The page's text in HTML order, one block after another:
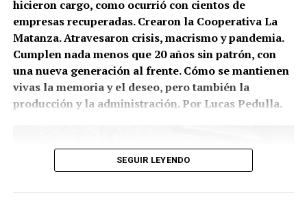
hicieron cargo, como ocurrió con cientos de
empresas recuperadas. Crearon la Cooperativa La
Matanza. Atravesaron crisis, macrismo y pandemia.
Cumplen nada menos que 20 años sin patrón, con
una nueva generación al frente. Cómo se mantienen
vivas la memoria y el deseo, pero también la
producción y la administración. Por Lucas Pedulla.
SEGUIR LEYENDO